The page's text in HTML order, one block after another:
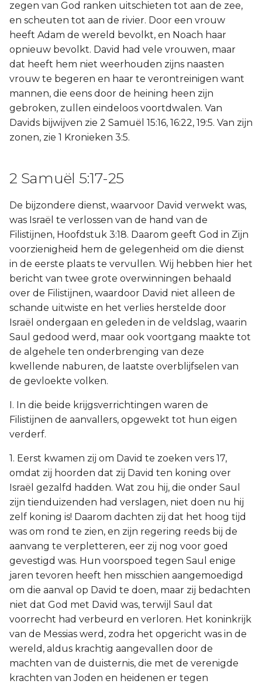
zegen van God ranken uitschieten tot aan de zee,
en scheuten tot aan de rivier. Door een vrouw
heeft Adam de wereld bevolkt, en Noach haar
opnieuw bevolkt. David had vele vrouwen, maar
dat heeft hem niet weerhouden zijns naasten
vrouw te begeren en haar te verontreinigen want
mannen, die eens door de heining heen zijn
gebroken, zullen eindeloos voortdwalen. Van
Davids bijwijven zie 2 Samuël 15:16, 16:22, 19:5. Van zijn
zonen, zie 1 Kronieken 3:5.
2 Samuël 5:17-25
De bijzondere dienst, waarvoor David verwekt was,
was Israël te verlossen van de hand van de
Filistijnen, Hoofdstuk 3:18. Daarom geeft God in Zijn
voorzienigheid hem de gelegenheid om die dienst
in de eerste plaats te vervullen. Wij hebben hier het
bericht van twee grote overwinningen behaald
over de Filistijnen, waardoor David niet alleen de
schande uitwiste en het verlies herstelde door
Israël ondergaan en geleden in de veldslag, waarin
Saul gedood werd, maar ook voortgang maakte tot
de algehele ten onderbrenging van deze
kwellende naburen, de laatste overblijfselen van
de gevloekte volken.
I. In die beide krijgsverrichtingen waren de
Filistijnen de aanvallers, opgewekt tot hun eigen
verderf.
1. Eerst kwamen zij om David te zoeken vers 17,
omdat zij hoorden dat zij David ten koning over
Israël gezalfd hadden. Wat zou hij, die onder Saul
zijn tienduizenden had verslagen, niet doen nu hij
zelf koning is! Daarom dachten zij dat het hoog tijd
was om rond te zien, en zijn regering reeds bij de
aanvang te verpletteren, eer zij nog voor goed
gevestigd was. Hun voorspoed tegen Saul enige
jaren tevoren heeft hen misschien aangemoedigd
om die aanval op David te doen, maar zij bedachten
niet dat God met David was, terwijl Saul dat
voorrecht had verbeurd en verloren. Het koninkrijk
van de Messias werd, zodra het opgericht was in de
wereld, aldus krachtig aangevallen door de
machten van de duisternis, die met de verenigde
krachten van Joden en heidenen er tegen